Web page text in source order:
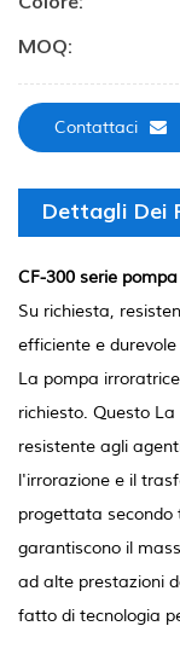
MOQ:
Contattaci
Dettagli Dei
CF-300 serie
Su richiesta,
efficiente e
La pompa
richiesto. Questo
resistente agli
l'irrorazione e il
progettata secondo
garantiscono il
ad alte prestazioni
fatto di tecnologia